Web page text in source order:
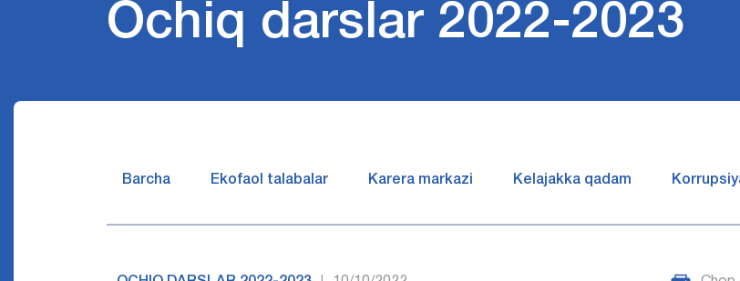
Ochiq darslar 2022-2023
Barcha Ekofaol talabalar Karera markazi Kelajakka qadam